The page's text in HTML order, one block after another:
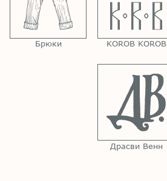
Брюки KOROB KOROB
Драсви Венн